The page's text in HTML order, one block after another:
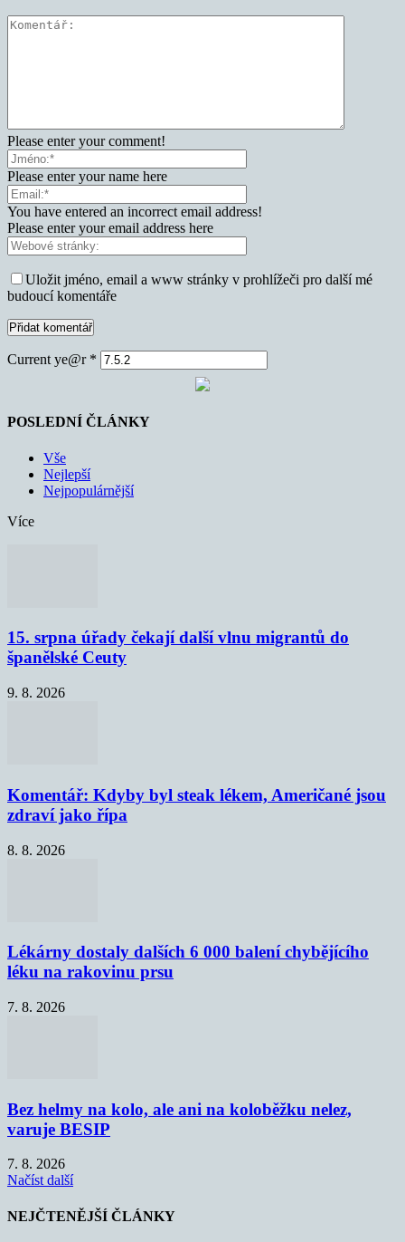
Please enter your comment!
Please enter your name here
You have entered an incorrect email address!
Please enter your email address here
Uložit jméno, email a www stránky v prohlížeči pro další mé
budoucí komentáře
Current ye@r *
POSLEDNÍ ČLÁNKY
Vše
Nejlepší
Nejpopulárnější
Více
15. srpna úřady čekají další vlnu migrantů do
španělské Ceuty
9. 8. 2026
Komentář: Kdyby byl steak lékem, Američané jsou
zdraví jako řípa
8. 8. 2026
Lékárny dostaly dalších 6 000 balení chybějícího
léku na rakovinu prsu
7. 8. 2026
Bez helmy na kolo, ale ani na koloběžku nelez,
varuje BESIP
7. 8. 2026
Načíst další
NEJČTENĚJŠÍ ČLÁNKY